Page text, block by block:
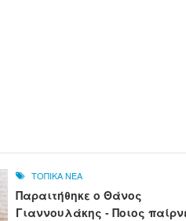
ΤΟΠΙΚΑ ΝΕΑ
Παραιτήθηκε ο Θάνος
Γιαννουλάκης - Ποιος